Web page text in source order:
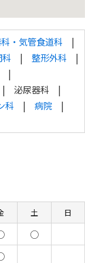
・気管食道科
整形外科
泌尿器科
科
病院
土
日
○